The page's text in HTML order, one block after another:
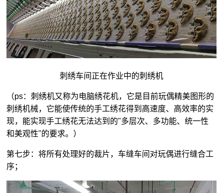
刺绣车间正在作业中的刺绣机
（ps：刺绣机又称为电脑绣花机，它是目前玩偶精美图形的
刺绣机械，它能使传统的手工绣花得到高速度、高效率的实
现，能实现手工绣花无法达到的"多层次、多功能、统一性
和美观性"的要求。）
第七步：将所有处理好的裁片，车缝车间对玩偶进行缝合工
序；